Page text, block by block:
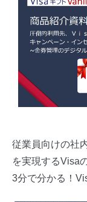
従業員向けの社
を実現するVisa
3分で分かる！